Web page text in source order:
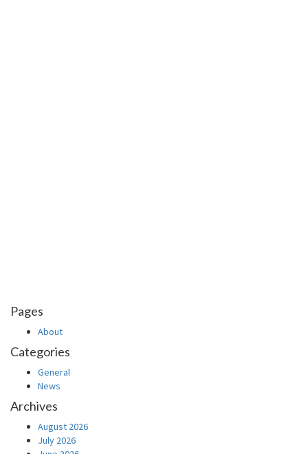
Pages
About
Categories
General
News
Archives
August 2026
July 2026